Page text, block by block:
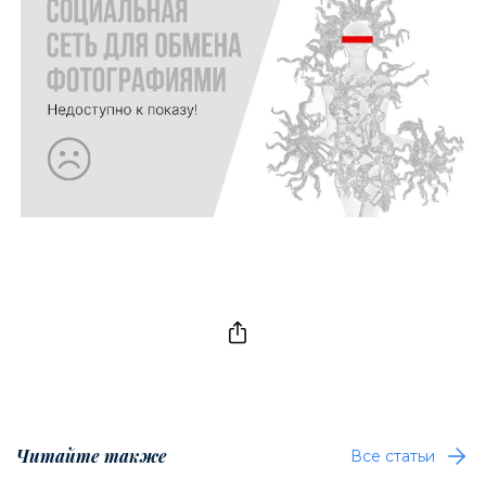
Читайте также Все статьи